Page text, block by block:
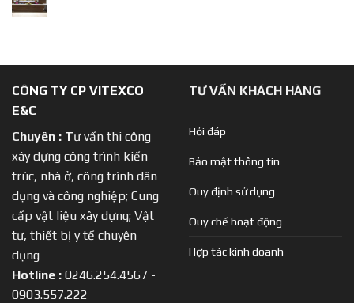
CÔNG TY CP VITEXCO
E&C
Chuyên : Tư vấn thi công
xây dựng công trình kiến
trúc, nhà ở, công trình dân
dụng và công nghiệp; Cung
cấp vật liệu xây dựng; Vật
tư, thiết bị y tế chuyên
dụng
Hotline : 0246.254.4567 -
0903.557.222
TƯ VẤN KHÁCH HÀNG
Hỏi đáp
Bảo mật thông tin
Quy định sử dụng
Quy chế hoạt động
Hợp tác kinh doanh